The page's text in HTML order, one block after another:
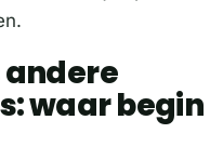
andere
waar begin